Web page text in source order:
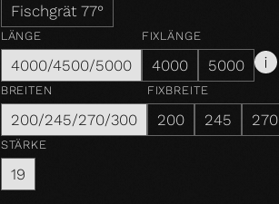
Fischgrät 77°
LÄNGE
4000/4500/5000
FIXLÄNGE
4000 5000
BREITEN
200/245/270/300
FIXBREITE
200 245 270
STÄRKE
19